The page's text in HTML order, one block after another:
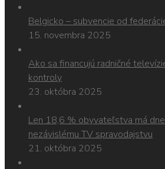
Belgicko – subvencie od
15. novembra 2025
Ako sa financujú radničné
kontroly
23. októbra 2025
Len 18,6 % obyvateľstva má
nezávislému TV spravodajstvu
21. októbra 2025